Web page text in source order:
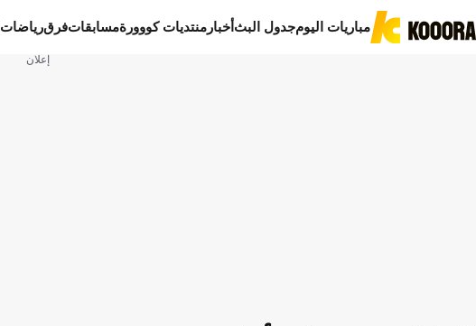
مباريات اليومجدول البثأخبار منتديات كووورةمسابقاتفرقرياضات
إعلان